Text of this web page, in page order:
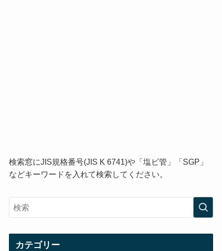
検索窓にJIS規格番号(JIS K 6741)や「塩ビ管」「SGP」
などキーワードを入れて検索してください。
カテゴリー